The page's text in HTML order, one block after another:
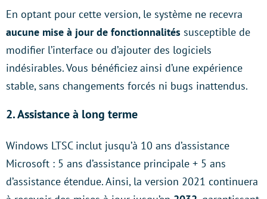
En optant pour cette version, le système ne recevra
aucune mise à jour de fonctionnalités susceptible de
modifier l’interface ou d’ajouter des logiciels
indésirables. Vous bénéficiez ainsi d’une expérience
stable, sans changements forcés ni bugs inattendus.
2. Assistance à long terme
Windows LTSC inclut jusqu’à 10 ans d’assistance
Microsoft : 5 ans d’assistance principale + 5 ans
d’assistance étendue. Ainsi, la version 2021 continuera